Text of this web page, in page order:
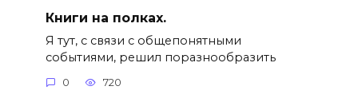
Книги на полках.
Я тут, с связи с общепонятными
событиями, решил поразнообразить
0 720